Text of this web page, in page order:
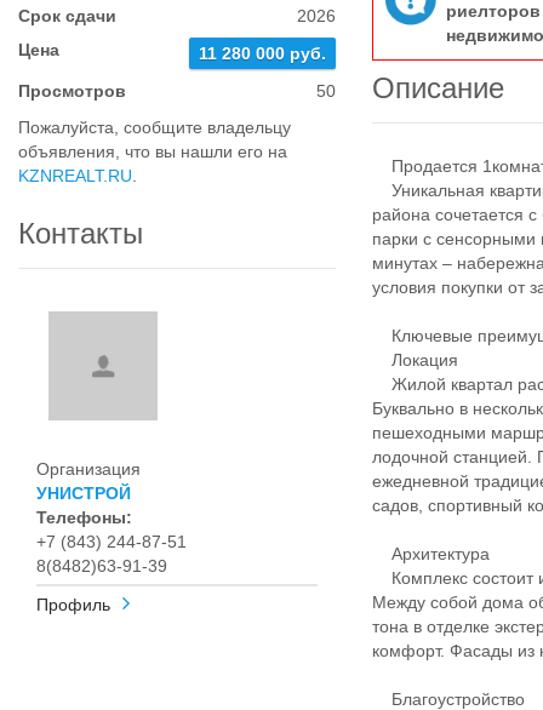
Срок сдачи
2026
Цена
11 280 000 руб.
Просмотров
50
Пожалуйста, сообщите владельцу
объявления, что вы нашли его на
KZNREALT.RU
Контакты
Организация
УНИСТРОЙ
Телефоны:
+7 (843) 244-87-51
8(8482)63-91-39
Профиль
Описание
Продается
Уникальная
района сочетается
парки с
минутах –
условия покупки от
Ключевые
Локация
Жилой квартал
Буквально в
пешеходными
лодочной станцией.
ежедневной
садов, спортивный
Архитектура
Комплекс состоит
Между собой дома
тона в отделке
комфорт. Фасады из
Благоустройство